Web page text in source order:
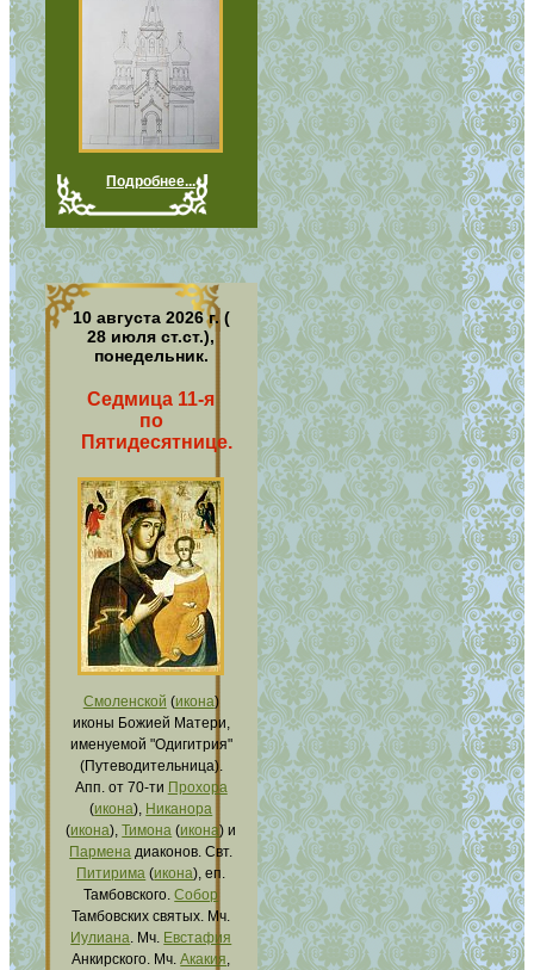
Подробнее...
10 августа 2026 г. (
28 июля ст.ст.),
понедельник.
Седмица 11-я
по
Пятидесятнице.
Смоленской (икона)
иконы Божией Матери,
именуемой "Одигитрия"
(Путеводительница).
Апп. от 70-ти Прохора
(икона), Никанора
(икона),Тимона (икона) и
Пармена диаконов. Свт.
Питирима (икона), еп.
Тамбовского.Собор
Тамбовских святых. Мч.
Иулиана. Мч. Евстафия
Анкирского. Мч.Акакия,